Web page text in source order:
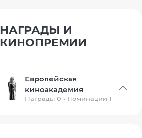
НАГРАДЫ И
КИНОПРЕМИИ
Европейская
киноакадемия
Награды 0 • Номинации 1